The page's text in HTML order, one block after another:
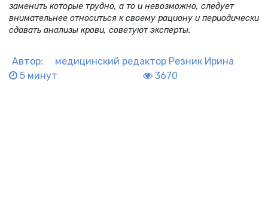
заменить которые трудно, а то и невозможно, следует
внимательнее относиться к своему рациону и периодически
сдавать анализы крови, советуют эксперты.
Автор: медицинский редактор Резник Ирина
5 минут
3670